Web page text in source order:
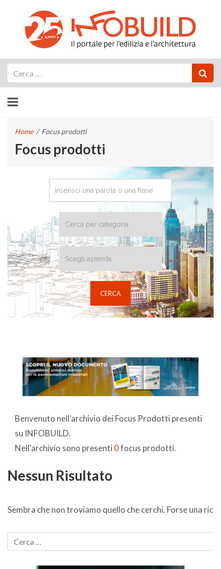
Home / Focus prodotti
Focus prodotti
Benvenuto nell'archivio dei Focus Prodotti presenti
su INFOBUILD.
Nell'archivio sono presenti 0focus prodotti.
Nessun Risultato
Sembra che non troviamo quello che cerchi. Forse una